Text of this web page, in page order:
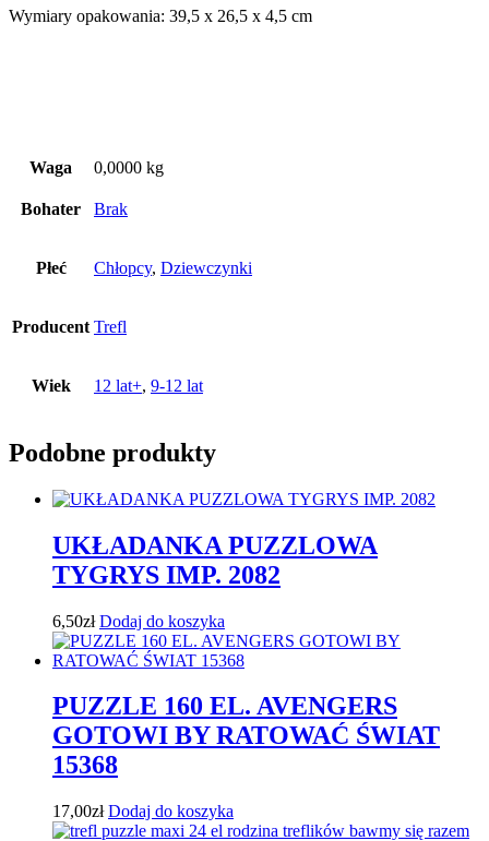
Wymiary opakowania: 39,5 x 26,5 x 4,5 cm
Waga 0,0000 kg
Bohater Brak
Płeć Chłopcy, Dziewczynki
Producent Trefl
Wiek 12 lat+, 9-12 lat
Podobne produkty
UKŁADANKA PUZZLOWA
TYGRYS IMP. 2082
6,50zł Dodaj do koszyka
PUZZLE 160 EL. AVENGERS
GOTOWI BY RATOWAĆ ŚWIAT
15368
17,00zł Dodaj do koszyka